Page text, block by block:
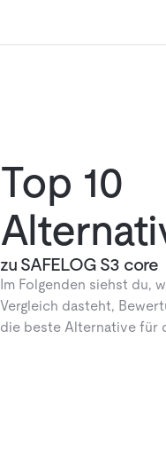
Top 10
zu SAFELOG S3 core
Im Folgenden siehst du,
Vergleich dasteht,
die beste Alternative für